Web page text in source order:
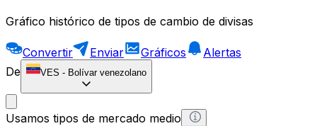
Gráfico histórico de tipos de cambio de divisas
Convertir Enviar Gráficos
Alertas
De
VES - Bolívar venezolano
Usamos tipos de mercado medio